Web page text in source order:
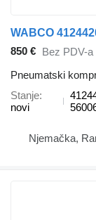
850 € Bez PDV-a
Pneumatski
Stanje
novi
Njemačka,